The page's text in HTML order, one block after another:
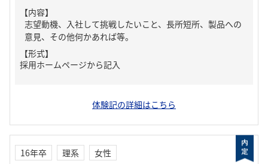
【内容】
志望動機、入社して挑戦したいこと、長所短所、製品への
意見、その他何かあれば等。
【形式】
採用ホームページから記入
体験記の詳細はこちら
16年卒 理系
女性